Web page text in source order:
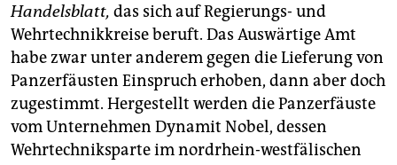
Handelsblatt, das sich auf Regierungs- und
Wehrtechnikkreise beruft. Das Auswärtige Amt
habe zwar unter anderem gegen die Lieferung von
Panzerfäusten Einspruch erhoben, dann aber doch
zugestimmt. Hergestellt werden die Panzerfäuste
vom Unternehmen Dynamit Nobel, dessen
Wehrtechniksparte im nordrhein-westfälischen